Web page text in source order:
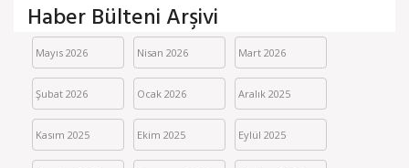
Haber Bülteni Arşivi
Mayıs 2026 Nisan 2026 Mart 2026
Şubat 2026 Ocak 2026 Aralık 2025
Kasım 2025 Ekim 2025 Eylül 2025